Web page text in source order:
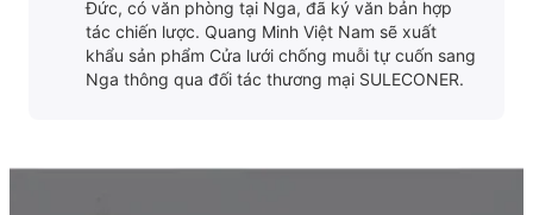
Đức, có văn phòng tại Nga, đã ký văn bản hợp
tác chiến lược. Quang Minh Việt Nam sẽ xuất
khẩu sản phẩm Cửa lưới chống muỗi tự cuốn sang
Nga thông qua đối tác thương mại SULECONER.